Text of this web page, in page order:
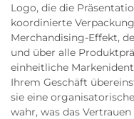
Logo, die die
koordinierte
Merchandising-Effekt,
und über alle
einheitliche
Ihrem Geschäft
sie eine
wahr, was das